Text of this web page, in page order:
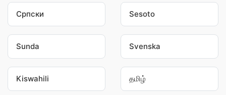
Српски Sesoto
Sunda Svenska
Kiswahili தமிழ்